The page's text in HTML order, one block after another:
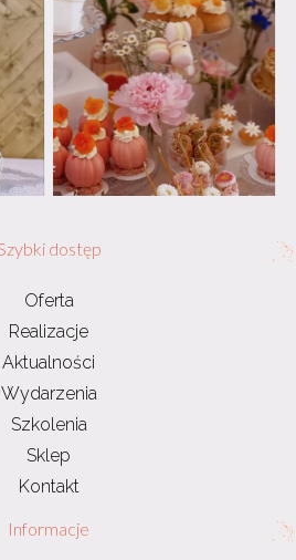
dostęp
Oferta
Realizacje
Aktualności
Wydarzenia
Szkolenia
Sklep
Kontakt
Informacje